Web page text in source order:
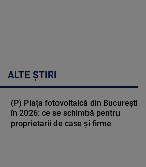
ALTE ȘTIRI
(P) Piața fotovoltaică din București
în 2026: ce se schimbă pentru
proprietarii de case și firme